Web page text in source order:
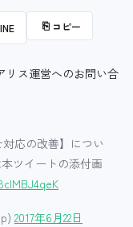
⎘ コピー
リス運営へのお問い合
応の改善】につい
ツイートの添付画
2017年6月22日